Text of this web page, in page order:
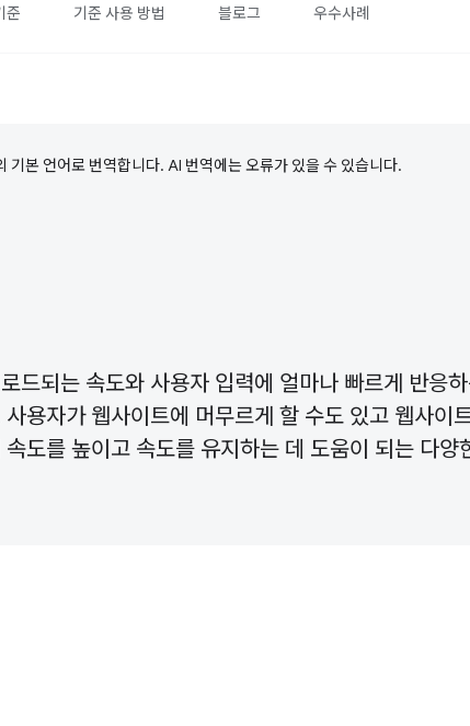
준 기준 사용 방법 블로그 우수사례
본 언어로 번역합니다. AI 번역에는 오류가 있을 수 있습니다.
드되는 속도와 사용자 입력에 얼마나 빠르게 반응
용자가 웹사이트에 머무르게 할 수도 있고 웹사이
도를 높이고 속도를 유지하는 데 도움이 되는 다양